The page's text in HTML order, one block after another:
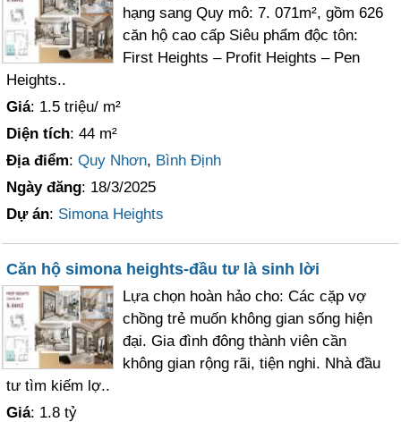
hạng sang Quy mô: 7. 071m², gồm 626
căn hộ cao cấp Siêu phẩm độc tôn:
First Heights – Profit Heights – Pen
Heights..
Giá: 1.5 triệu/ m²
Diện tích: 44 m²
Địa điểm:Quy Nhơn, Bình Định
Ngày đăng: 18/3/2025
Dự án: Simona Heights
Căn hộ simona heights-đầu tư là sinh lời
Lựa chọn hoàn hảo cho: Các cặp vợ
chồng trẻ muốn không gian sống hiện
đại. Gia đình đông thành viên cần
không gian rộng rãi, tiện nghi. Nhà đầu
tư tìm kiếm lợ..
Giá: 1.8 tỷ